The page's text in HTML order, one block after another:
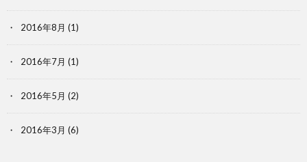
2016年8月 (1)
2016年7月 (1)
2016年5月 (2)
2016年3月 (6)